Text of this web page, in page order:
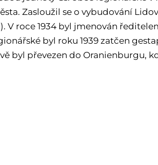
Zasloužil se o vybudování
V roce 1934 byl jmenován
byl roku 1939 zatčen
byl převezen do Oranienburgu,